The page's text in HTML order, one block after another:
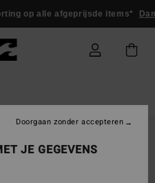
op alle afgeprijsde items*
JE GEGEVENS
Doorgaan zonder accepteren